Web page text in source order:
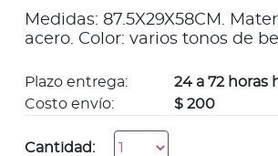
Medidas: 87.5X29X58CM.
acero. Color: varios tonos de
Plazo entrega:
24 a 72 horas
Costo envío:
$ 200
Cantidad: